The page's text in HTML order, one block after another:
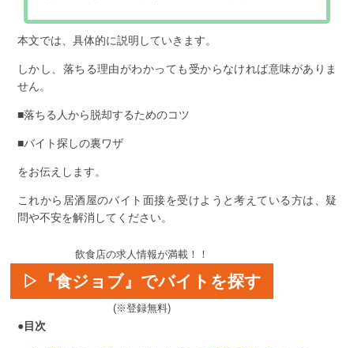
本文では、具体的に説明していきます。
しかし、落ちる理由がわかっても受からなければ意味がありま
せん。
■落ちる人から脱却するためのコツ
■バイト探しの裏ワザ
をお伝えします。
これから居酒屋のバイト面接を受けようと考えている方は、疑
問や不安を解消してください。
飲食店の求人情報が満載！！
▷『食ジョブ』でバイトを探す
(※登録無料)
●目次